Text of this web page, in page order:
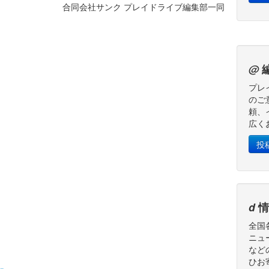
合同会社サンク プレイドライブ編集部一同
@
プレ
のご
頼、
広く
投
d
全国
ニュ
など
ひお